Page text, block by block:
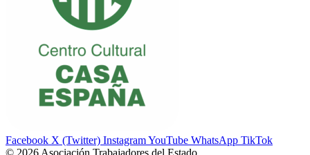
Facebook X (Twitter) InstagramYouTube WhatsApp TikTok
© 2026 Asociación Trabajadores del Estado